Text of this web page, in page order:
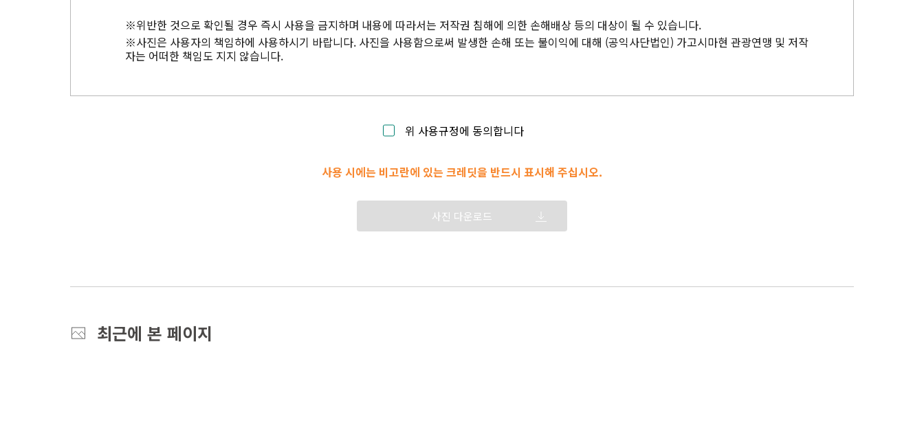
※위반한 것으로 확인될 경우 즉시 사용을 금지하며 내용에 따라서는 저작권 침해에 의한 손해배상 등의 대상이 될 수 있습니다.
※사진은 사용자의 책임하에 사용하시기 바랍니다. 사진을 사용함으로써 발생한 손해 또는 불이익에 대해 (공익사단법인) 가고시마현 관광연맹 및 저작
자는 어떠한 책임도 지지 않습니다.
위 사용규정에 동의합니다
사용 시에는 비고란에 있는 크레딧을 반드시 표시해 주십시오.
사진 다운로드
최근에 본 페이지